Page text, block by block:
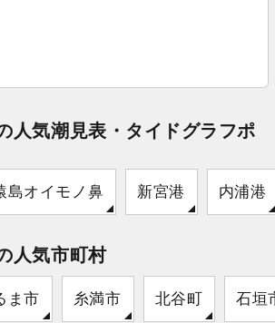
人気潮見表・タイドグラフポ
島オイモノ鼻 新宮港 内浦港
人気市町村
ま市 糸満市 北谷町 石垣